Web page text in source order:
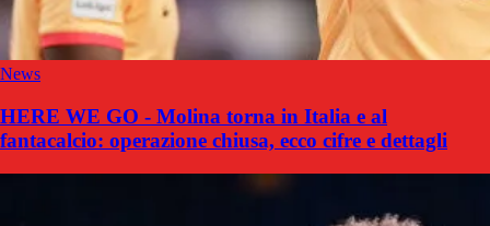
News
HERE WE GO - Molina torna in Italia e al
fantacalcio: operazione chiusa, ecco cifre e dettagli